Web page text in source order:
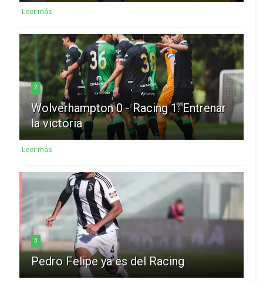
Leer más
2
Wolverhampton 0 - Racing 1: Entrenar
la victoria
Leer más
3
Pedro Felipe ya es del Racing